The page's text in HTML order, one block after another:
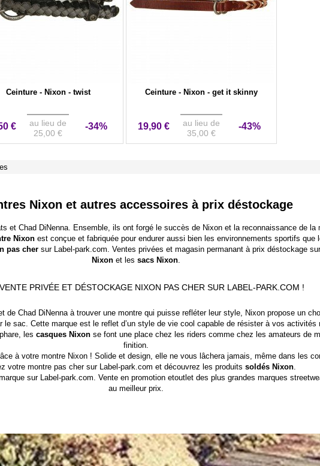
Ceinture - Nixon - twist
€
au lieu de
25,00 €
-34%
Ceinture - Nixon - get it skinny
19,90 €
au lieu de
35,00 €
-43%
Nixon et autres accessoires à prix déstockage
et Chad DiNenna. Ensemble, ils ont forgé le succès de Nixon et la reconnaissance de la
Nixonest conçue et fabriquée pour endurer aussi bien les environnements sportifs que
pas cher sur Label-park.com. Ventes privées et magasin permanant à prix déstockage
Nixon et les sacs Nixon
PRIVÉE ET DÉSTOCKAGE NIXON PAS CHER SUR LABEL-PARK.COM !
de Chad DiNenna à trouver une montre qui puisse refléter leur style, Nixonpropose un
le sac. Cette marque est le reflet d’un style de vie cool capable de résister à vos activités
les casques Nixonse font une place chez les riders comme chez les amateurs de
finition.
à votre montre Nixon ! Solide et design, elle ne vous lâchera jamais, même dans les
votre montre pas cher sur Label-park.com et découvrez les produits soldés Nixon.
sur Label-park.com. Vente en promotion etoutletdes plus grandes marques
au meilleur prix.